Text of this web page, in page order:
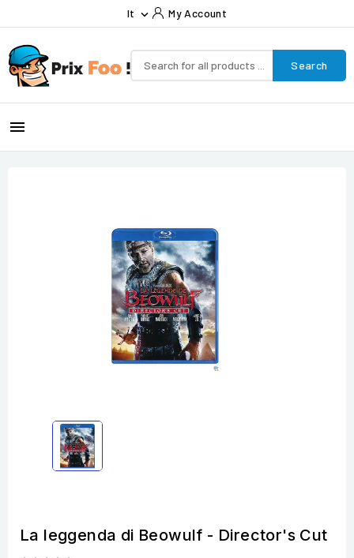
It  My Account
Search

La leggenda di Beowulf - Director's Cut